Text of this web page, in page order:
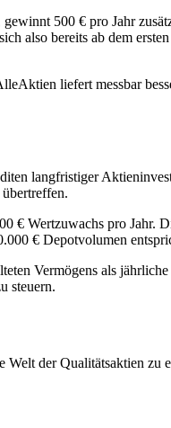
500 € pro Jahr
also bereits ab dem
liefert messbar
langfristiger
€ Wertzuwachs pro
€ Depotvolumen
Vermögens als
steuern.
der Qualitätsaktien zu